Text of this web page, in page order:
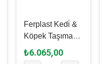
Ferplast Kedi̇ &
Köpek Taşıma
Çantası Arca
Dog Car - M
₺6.065,00